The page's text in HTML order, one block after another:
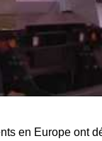
en Europe ont